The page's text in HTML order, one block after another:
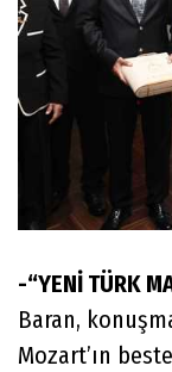
-“YENİ TÜRK
Baran,
Mozart’ın